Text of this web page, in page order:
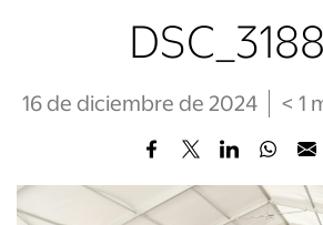
16 de diciembre de 2024 < 1